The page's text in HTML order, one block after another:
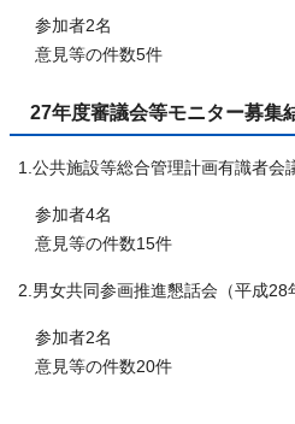
参加者2名
意見等の件数5件
27年度審議会等モニター募集
1.公共施設等総合管理計画有識者会
参加者4名
意見等の件数15件
2.男女共同参画推進懇話会（平成28
参加者2名
意見等の件数20件